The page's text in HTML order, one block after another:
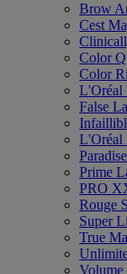
Brow
Cest
Color
Color
L'Oréal
False
L'Oréal
Prime
PRO
Rouge
Super
True